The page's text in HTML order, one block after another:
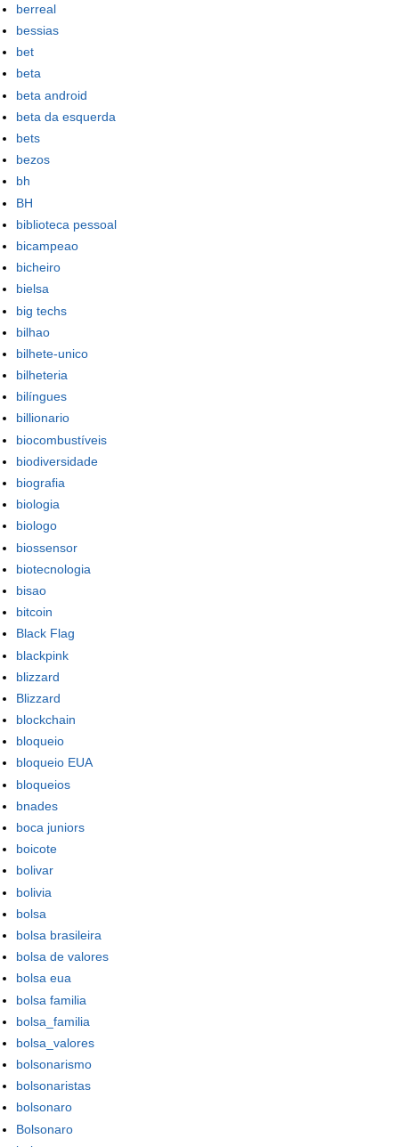
berreal
bessias
bet
beta
beta android
beta da esquerda
bets
bezos
bh
BH
biblioteca pessoal
bicampeao
bicheiro
bielsa
big techs
bilhao
bilhete-unico
bilheteria
bilíngues
billionario
biocombustíveis
biodiversidade
biografia
biologia
biologo
biossensor
biotecnologia
bisao
bitcoin
Black Flag
blackpink
blizzard
Blizzard
blockchain
bloqueio
bloqueio EUA
bloqueios
bnades
boca juniors
boicote
bolivar
bolivia
bolsa
bolsa brasileira
bolsa de valores
bolsa eua
bolsa familia
bolsa_familia
bolsa_valores
bolsonarismo
bolsonaristas
bolsonaro
Bolsonaro